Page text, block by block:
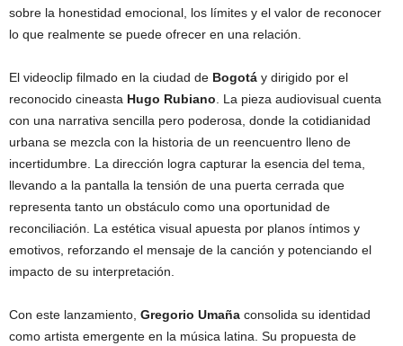
sobre la honestidad emocional, los límites y el valor de reconocer
lo que realmente se puede ofrecer en una relación.
El videoclip filmado en la ciudad de Bogotá y dirigido por el
reconocido cineasta Hugo Rubiano. La pieza audiovisual cuenta
con una narrativa sencilla pero poderosa, donde la cotidianidad
urbana se mezcla con la historia de un reencuentro lleno de
incertidumbre. La dirección logra capturar la esencia del tema,
llevando a la pantalla la tensión de una puerta cerrada que
representa tanto un obstáculo como una oportunidad de
reconciliación. La estética visual apuesta por planos íntimos y
emotivos, reforzando el mensaje de la canción y potenciando el
impacto de su interpretación.
Con este lanzamiento, Gregorio Umaña consolida su identidad
como artista emergente en la música latina. Su propuesta de